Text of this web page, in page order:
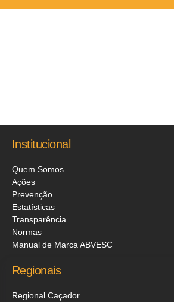
Institucional
Quem Somos
Ações
Prevenção
Estatísticas
Transparência
Normas
Manual de Marca ABVESC
Regionais
Regional Caçador